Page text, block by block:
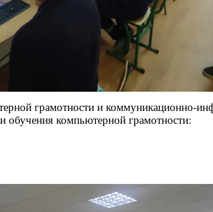
грамотности и коммуникационно-
обучения компьютерной грамотности: